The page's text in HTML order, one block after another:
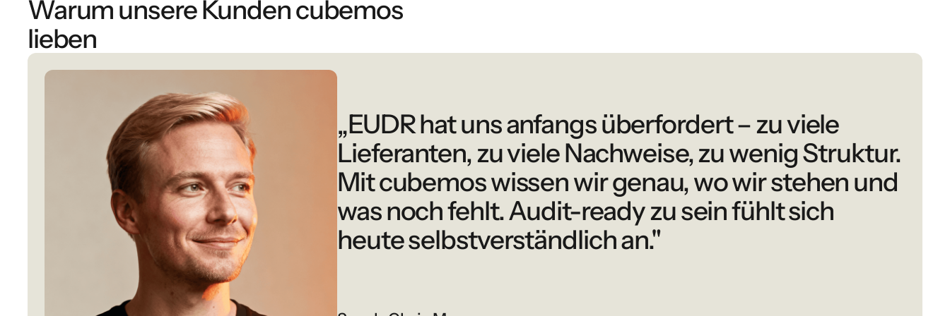
Warum unsere Kunden cubemos
lieben
„EUDR hat uns anfangs überfordert – zu viele
Lieferanten, zu viele Nachweise, zu wenig Struktur.
Mit cubemos wissen wir genau, wo wir stehen und
was noch fehlt. Audit-ready zu sein fühlt sich
heute selbstverständlich an."